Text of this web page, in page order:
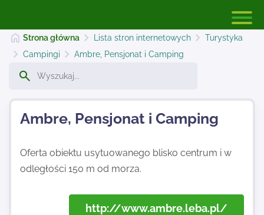
Najnowsze
Strona główna Lista stron internetowych
Turystyka
Campingi
Ambre, Pensjonat i Camping
Ambre, Pensjonat i Camping
Oferta obiektu usytuowanego blisko centrum i w
odległości 150 m od morza.
http://www.ambre.leba.pl/